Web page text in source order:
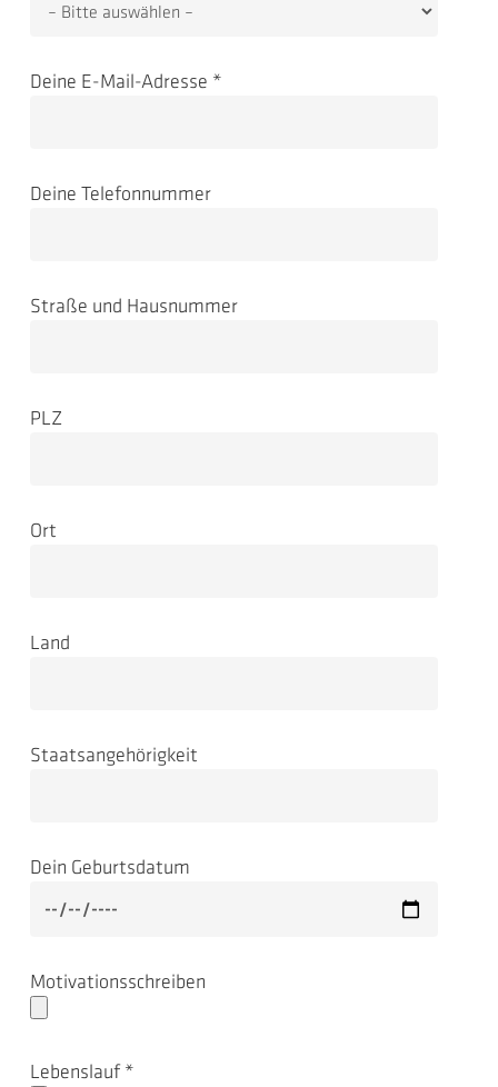
Deine E-Mail-Adresse *
Deine Telefonnummer
Straße und Hausnummer
PLZ
Ort
Land
Staatsangehörigkeit
Dein Geburtsdatum
Motivationsschreiben
Lebenslauf *